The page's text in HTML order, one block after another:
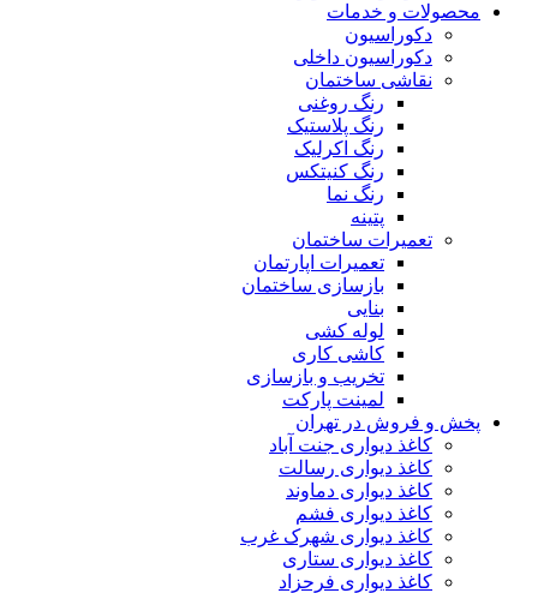
محصولات و خدمات
دکوراسیون
دکوراسیون داخلی
نقاشی ساختمان
رنگ روغنی
رنگ پلاستیک
رنگ اکرلیک
رنگ کنیتکس
رنگ نما
پتینه
تعمیرات ساختمان
تعمیرات اپارتمان
بازسازی ساختمان
بنایی
لوله کشی
کاشی کاری
تخریب و بازسازی
لمینت پارکت
پخش و فروش در تهران
کاغذ دیواری جنت آباد
کاغذ دیواری رسالت
کاغذ دیواری دماوند
کاغذ دیواری فشم
کاغذ دیواری شهرک غرب
کاغذ دیواری ستاری
کاغذ دیواری فرحزاد